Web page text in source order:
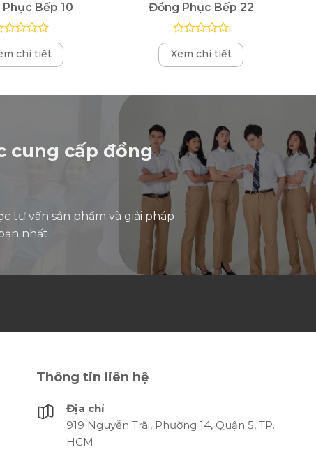
Bếp 10
chi tiết
Đồng Phục Bếp 22
Được
xếp
hạng
Xem chi tiết
cung cấp đồng
tư vấn sản phẩm và giải pháp
nhất
Thông tin liên hệ
Địa chỉ
919 Nguyễn Trãi, Phường 14, Quận 5, TP.
HCM